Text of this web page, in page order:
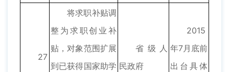
27
将求职补贴调
整为求职创业补
贴，对象范围扩展
到已获得国家助学
省级人
民政府
2015
年7月底前
出台具体